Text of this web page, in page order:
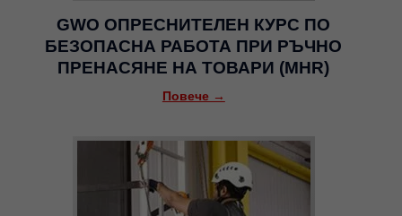
GWO ОПРЕСНИТЕЛЕН КУРС ПО
БЕЗОПАСНА РАБОТА ПРИ РЪЧНО
ПРЕНАСЯНЕ НА ТОВАРИ (MHR)
Повече →